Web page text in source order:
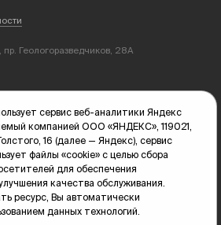
Геологоразведчиков, 28А
Т.Ю.
сервис веб-аналитики Яндекс
компанией ООО «ЯНДЕКС», 119021,
16 (далее — Яндекс), сервис
файлы «cookie» с целью сбора
для обеспечения
качества обслуживания.
ресурс, Вы автоматически
данных технологий.